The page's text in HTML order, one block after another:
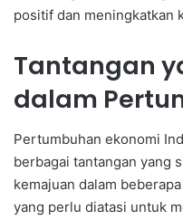
positif dan meningkatkan
Tantangan
dalam
Pertumbuhan ekonomi
berbagai tantangan yang
kemajuan dalam
yang perlu diatasi untuk